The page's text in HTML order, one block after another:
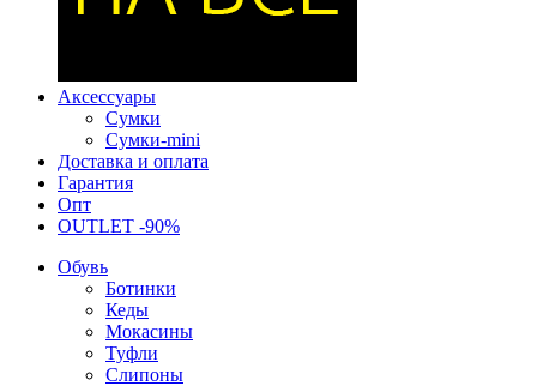
Аксессуары
Сумки
Сумки-mini
Доставка и оплата
Гарантия
Опт
OUTLET -90%
Обувь
Ботинки
Кеды
Мокасины
Туфли
Слипоны